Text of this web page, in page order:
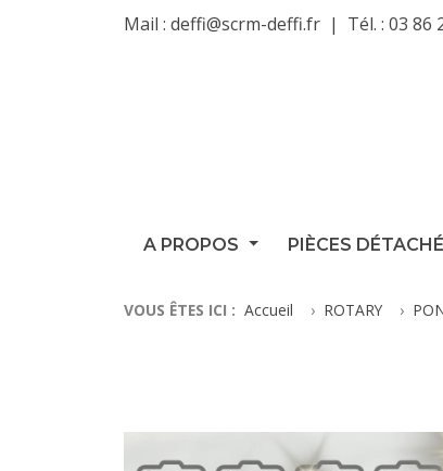
Mail : deffi@scrm-deffi.fr Tél. : 03 86
A PROPOS PIÈCES
VOUS ÊTES ICI : Accueil ROTARY